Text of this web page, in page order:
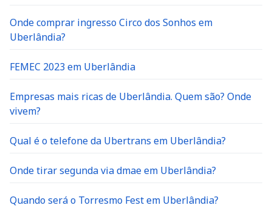
Onde comprar ingresso Circo dos Sonhos em
Uberlândia?
FEMEC 2023 em Uberlândia
Empresas mais ricas de Uberlândia. Quem são? Onde
vivem?
Qual é o telefone da Ubertrans em Uberlândia?
Onde tirar segunda via dmae em Uberlândia?
Quando será o Torresmo Fest em Uberlândia?